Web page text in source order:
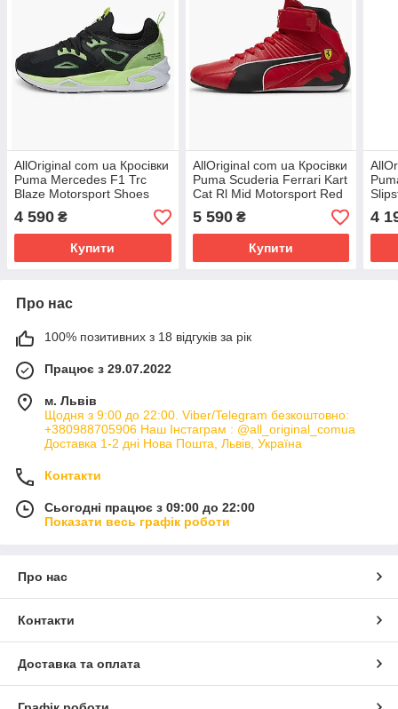
AllOriginal com ua Кросівки
Puma Mercedes F1 Trc
Blaze Motorsport Shoes
Black 307134-04 РОЗМІРИ
ЗАПИТУЙТЕ
4 590 ₴
Купити
AllOriginal com ua Кросівки
Puma Scuderia Ferrari Kart
Cat Rl Mid Motorsport Red
307512-06 РОЗМІРИ
ЗАПИТУЙТЕ
5 590₴
Купити
4
Про нас
100% позитивних з 18 відгуків за рік
Працює з 29.07.2022
м. Львів
Щодня з 9:00 до 22:00. Viber/Telegram безкоштовно:
+380988705906 Наш Інстаграм : @all_original_comua
Доставка 1-2 дні Нова Пошта, Львів, Україна
Контакти
Сьогодні працює з 09:00 до 22:00
Показати весь графік роботи
Про нас
Контакти
Доставка та оплата